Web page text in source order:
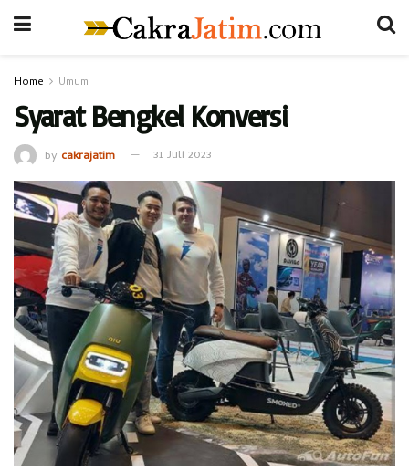
Home Umum
Syarat Bengkel Konversi
by cakrajatim 31 Juli 2023